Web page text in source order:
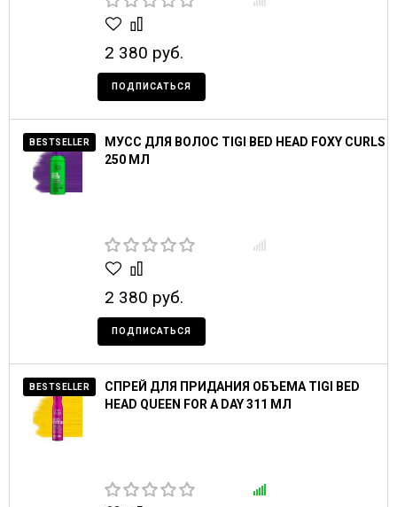
2 380 руб.
ПОДПИСАТЬСЯ
BESTSELLER
МУСС ДЛЯ ВОЛОС TIGI BED HEAD FOXY CURLS
250 МЛ
2 380 руб.
ПОДПИСАТЬСЯ
BESTSELLER
СПРЕЙ ДЛЯ ПРИДАНИЯ ОБЪЕМА TIGI BED
HEAD QUEEN FOR A DAY 311 МЛ